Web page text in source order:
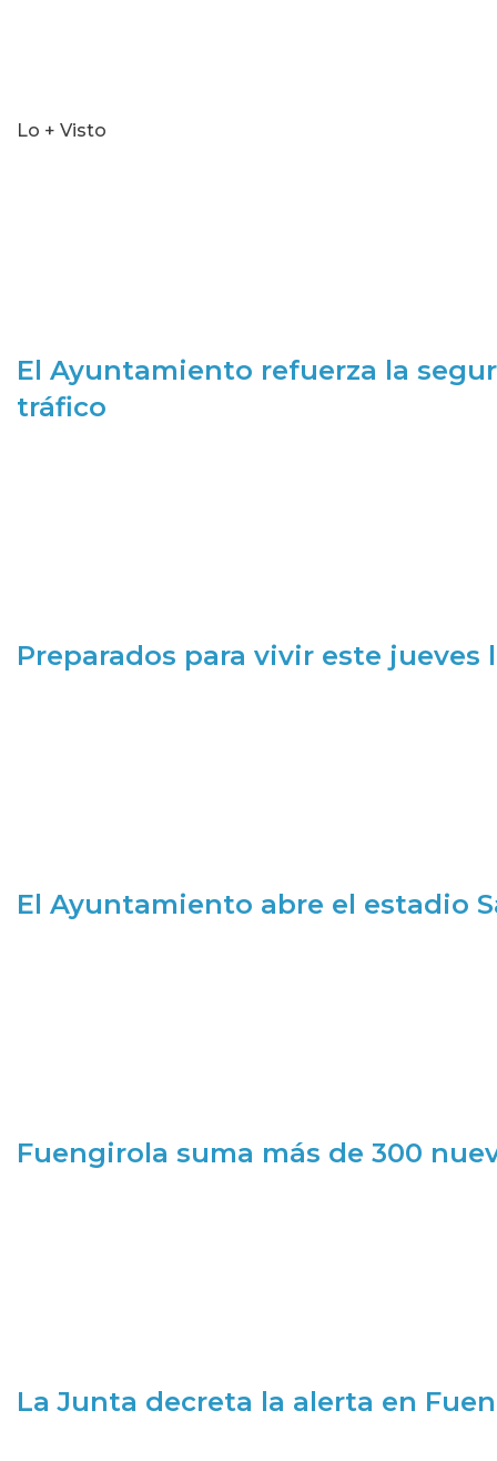
Lo + Visto
El Ayuntamiento refuerza la
tráfico
Preparados para vivir este jueves
El Ayuntamiento abre el estadio
Fuengirola suma más de 300
La Junta decreta la alerta en